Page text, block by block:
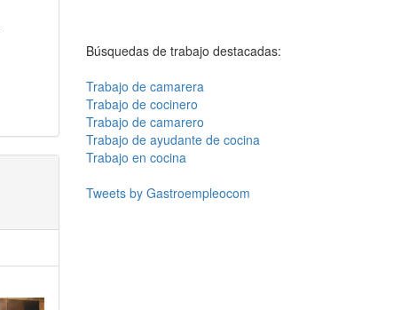
Búsquedas de trabajo destacadas:
Trabajo de camarera
Trabajo de cocinero
Trabajo de camarero
Trabajo de ayudante de cocina
Trabajo en cocina
Tweets by Gastroempleocom